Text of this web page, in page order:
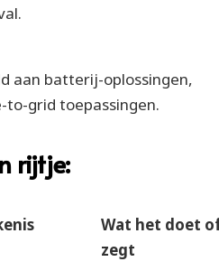
aan batterij-oplossingen,
to-grid toepassingen.
rijtje:
Wat het doet
zegt